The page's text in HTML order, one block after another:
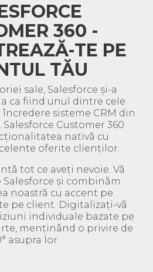
360 -
TE PE
TĂU
sale, Salesforce și-a
ca fiind unul dintre cele
sisteme CRM din
Salesforce Customer 360
nativă cu
oferite clienților.
tot ce aveți nevoie. Vă
și combinăm
noastră cu accent pe
pe client. Digitalizați-vă
individuale bazate pe
menținând o privire de
asupra lor.